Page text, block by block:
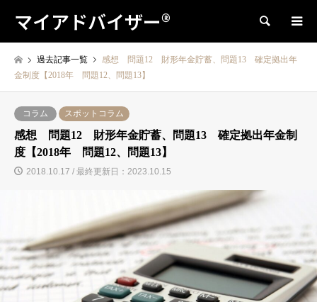
マイアドバイザー® 検索
過去記事一覧
感想 問題12 財形年金貯蓄、問題13 確定拠出年
金制度【2018年 問題12、問題13】
コラム スポットコラム
感想 問題12 財形年金貯蓄、問題13 確定拠出年金制
度【2018年 問題12、問題13】
2018.10.17 / 最終更新日：2023.10.15